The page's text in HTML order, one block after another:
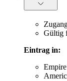
Gültig
Eintrag in: